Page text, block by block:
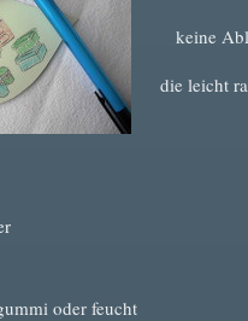
keine
die leicht
oder feucht